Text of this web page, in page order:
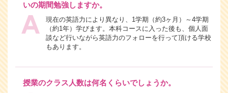
いの期間勉強しますか。
現在の英語力により異なり、1学期（約3ヶ月）～4学期
（約1年）学びます。本科コースに入った後も、個人面
談など行いながら英語力のフォローを行って頂ける学校
もあります。
授業のクラス人数は何名くらいでしょうか。